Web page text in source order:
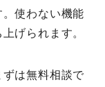
使わない機能
げられます。
ずは無料相談で